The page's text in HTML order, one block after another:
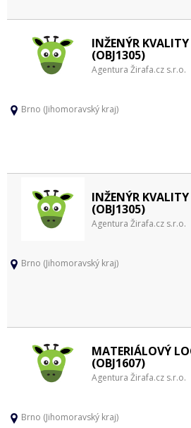
INŽENÝR KVALITY
(OBJ1305)
Agentura Žirafa.cz s.r.o.
Brno (Jihomoravský kraj)
INŽENÝR KVALITY
(OBJ1305)
Agentura Žirafa.cz s.r.o.
Brno (Jihomoravský kraj)
MATERIÁLOVÝ
(OBJ1607)
Agentura Žirafa.cz s.r.o.
Brno (Jihomoravský kraj)